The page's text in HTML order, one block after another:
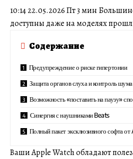
10:14 22.05.2026 Пт 3 мин
доступны даже на моделях
Содержание
Предупреждение о риске гипертонии
Защита органов слуха и контроль шума
Возможность «поставить на паузу»
Синергия с наушниками Beats
Полный пакет эксклюзивного софта
Ваши Apple Watch обладают